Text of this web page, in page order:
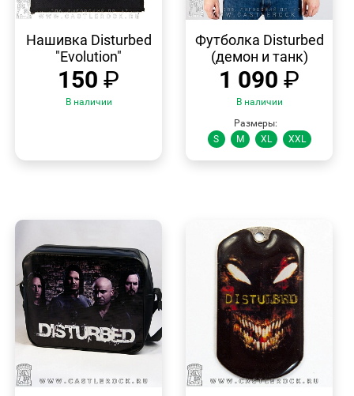
ПРОСМОТР
Нашивка Disturbed
"Evolution"
150 ₽
В наличии
ПРОСМОТР
Футболка Disturbed
(демон и танк)
1 090 ₽
В наличии
Размеры:
S
M XL XXL